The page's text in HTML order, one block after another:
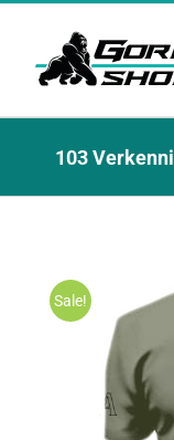
Ga
103
Sale!